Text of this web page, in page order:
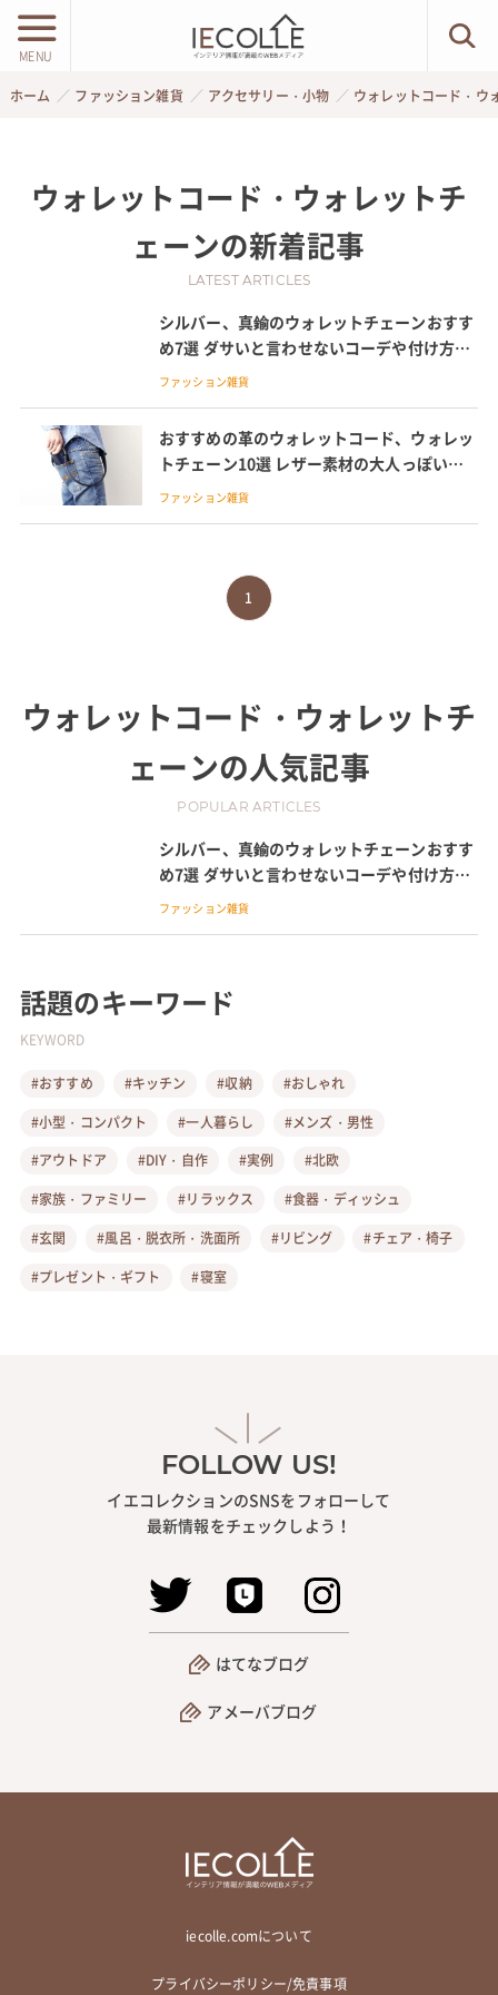
MENU
ホーム ファッション雑貨 アクセサリー・小物 ウォレットコード・ウ
ウォレットコード・ウォレットチ
ェーンの新着記事
LATEST ARTICLES
シルバー、真鍮のウォレットチェーンおすす
め7選 ダサいと言わせないコーデや付け方も
紹介
ファッション雑貨
おすすめの革のウォレットコード、ウォレッ
トチェーン10選 レザー素材の大人っぽいデ
ザインを楽しむ
ファッション雑貨
1
ウォレットコード・ウォレットチ
ェーンの人気記事
POPULAR ARTICLES
シルバー、真鍮のウォレットチェーンおすす
め7選 ダサいと言わせないコーデや付け方も
紹介
ファッション雑貨
話題のキーワード
KEYWORD
#おすすめ #キッチン #収納
#おしゃれ
#小型・コンパクト
#一人暮らし
#メンズ・男性
#アウトドア
#DIY・自作 #実例
#北欧
#家族・ファミリー
#リラックス
#食器・ディッシュ
#玄関
#風呂・脱衣所・洗面所 #リビング
#チェア・椅子
#プレゼント・ギフト
#寝室
FOLLOW US!
イエコレクションのSNSをフォローして
最新情報をチェックしよう！
はてなブログ
アメーバブログ
iecolle.comについて
プライバシーポリシー/免責事項